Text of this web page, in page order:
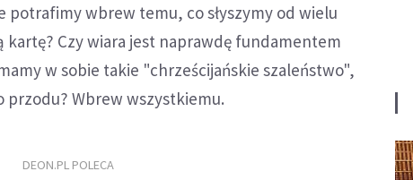
potrafimy wbrew temu, co słyszymy od wielu
Czy wiara jest naprawdę fundamentem
w sobie takie "chrześcijańskie szaleństwo",
Wbrew wszystkiemu.
DEON.PL POLECA